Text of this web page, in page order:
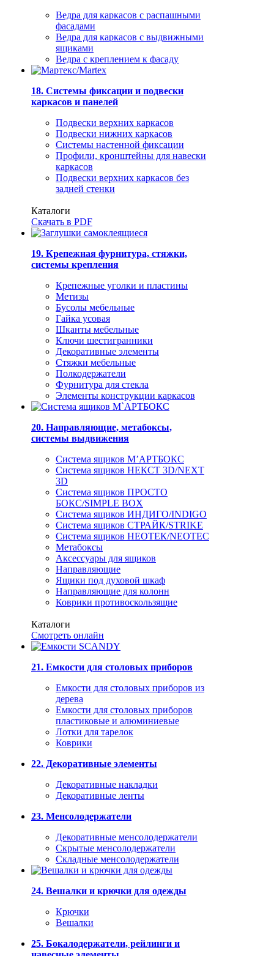
Ведра для каркасов с распашными
фасадами
Ведра для каркасов с выдвижными
ящиками
Ведра с креплением к фасаду
18. Системы фиксации и подвески
каркасов и панелей
Подвески верхних каркасов
Подвески нижних каркасов
Системы настенной фиксации
Профили, кронштейны для навески
каркасов
Подвески верхних каркасов без
задней стенки
Каталоги
Скачать в PDF
19. Крепежная фурнитура, стяжки,
системы крепления
Крепежные уголки и пластины
Метизы
Бусолы мебельные
Гайка усовая
Шканты мебельные
Ключи шестигранники
Декоративные элементы
Стяжки мебельные
Полкодержатели
Фурнитура для стекла
Элементы конструкции каркасов
20. Направляющие, метабоксы,
системы выдвижения
Система ящиков М’АРТБОКС
Система ящиков НЕКСТ 3D/NEXT
3D
Система ящиков ПРОСТО
БОКС/SIMPLE BOX
Система ящиков ИНДИГО/INDIGO
Система ящиков СТРАЙК/STRIKE
Система ящиков НЕОТЕК/NEOTEC
Метабоксы
Аксессуары для ящиков
Направляющие
Ящики под духовой шкаф
Направляющие для колонн
Коврики противоскользящие
Каталоги
Смотреть онлайн
21. Емкости для столовых приборов
Емкости для столовых приборов из
дерева
Емкости для столовых приборов
пластиковые и алюминиевые
Лотки для тарелок
Коврики
22. Декоративные элементы
Декоративные накладки
Декоративные ленты
23. Менсолодержатели
Декоративные менсолодержатели
Скрытые менсолодержатели
Складные менсолодержатели
24. Вешалки и крючки для одежды
Крючки
Вешалки
25. Бокалодержатели, рейлинги и